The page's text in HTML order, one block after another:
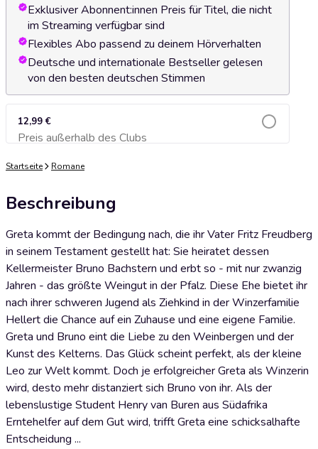
Exklusiver Abonnent:innen Preis für Titel, die nicht
im Streaming verfügbar sind
Flexibles Abo passend zu deinem Hörverhalten
Deutsche und internationale Bestseller gelesen
von den besten deutschen Stimmen
12,99 €
Preis außerhalb des ClubsZum Warenkorb hinzufügen
Startseite Romane
Beschreibung
Greta kommt der Bedingung nach, die ihr Vater Fritz Freudberg
in seinem Testament gestellt hat: Sie heiratet dessen
Kellermeister Bruno Bachstern und erbt so - mit nur zwanzig
Jahren - das größte Weingut in der Pfalz. Diese Ehe bietet ihr
nach ihrer schweren Jugend als Ziehkind in der Winzerfamilie
Hellert die Chance auf ein Zuhause und eine eigene Familie.
Greta und Bruno eint die Liebe zu den Weinbergen und der
Kunst des Kelterns. Das Glück scheint perfekt, als der kleine
Leo zur Welt kommt. Doch je erfolgreicher Greta als Winzerin
wird, desto mehr distanziert sich Bruno von ihr. Als der
lebenslustige Student Henry van Buren aus Südafrika
Erntehelfer auf dem Gut wird, trifft Greta eine schicksalhafte
Entscheidung ...